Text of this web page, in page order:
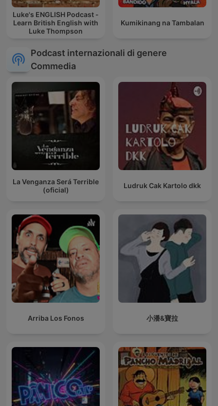
Luke's ENGLISH Podcast -
Learn British English with
Luke Thompson
Kumikinang na Tambalan
Podcast internazionali di genere
Commedia
La Venganza Será Terrible
(oficial)
Ludruk Cak Kartolo dkk
Arriba Los Fonos 小潘&寶拉